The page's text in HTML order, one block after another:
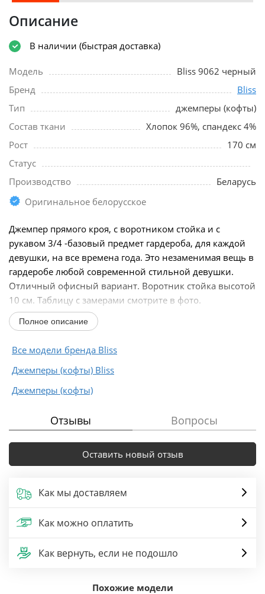
Описание
В наличии (быстрая доставка)
Модель
Bliss 9062 черный
Бренд
Bliss
Тип
джемперы (кофты)
Состав ткани
Хлопок 96%, спандекс 4%
Рост
170 см
Статус
Производство
Беларусь
Оригинальное белорусское
Джемпер прямого кроя, с воротником стойка и с
рукавом 3/4 -базовый предмет гардероба, для каждой
девушки, на все времена года. Это незаменимая вещь в
гардеробе любой современной стильной девушки.
Отличный офисный вариант. Воротник стойка высотой
10 см. Таблицу с замерами смотрите в фото.
•...
Полное описание
Все модели бренда Bliss
Джемперы (кофты) Bliss
Джемперы (кофты)
Отзывы Вопросы
Оставить новый отзыв
Как мы доставляем
Как можно оплатить
Как вернуть, если не подошло
Похожие модели